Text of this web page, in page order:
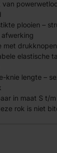
van
plooien –
met
elastische
knie lengte –
in maat S t/m
rok is niet